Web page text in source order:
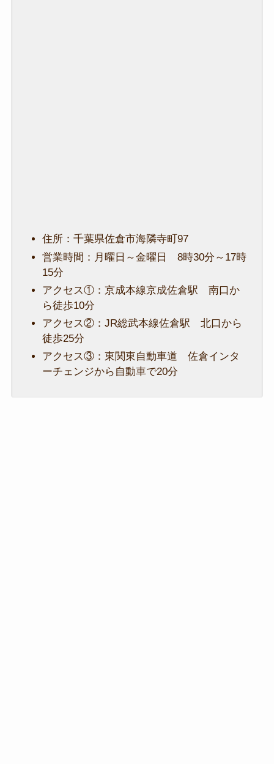
住所：千葉県佐倉市海隣寺町97
営業時間：月曜日～金曜日 8時30分～17時
15分
アクセス①：京成本線京成佐倉駅 南口か
ら徒歩10分
アクセス②：JR総武本線佐倉駅 北口から
徒歩25分
アクセス③：東関東自動車道 佐倉インタ
ーチェンジから自動車で20分